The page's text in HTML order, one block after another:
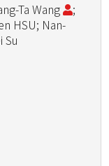
Ta Wang
;
HSU; Nan-
Su